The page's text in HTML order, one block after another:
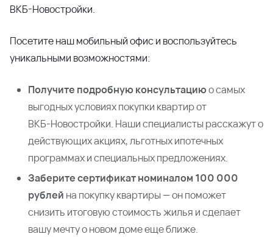
ВКБ-Новостройки.
Посетите наш мобильный офис и воспользуйтесь
уникальными возможностями:
Получите подробную консультациюо самых
выгодных условиях покупки квартир от
ВКБ‑Новостройки. Наши специалисты расскажут о
действующих акциях, льготных ипотечных
программах и специальных предложениях.
Заберите сертификат номиналом 100 000
рублей на покупку квартиры — он поможет
снизить итоговую стоимость жилья и сделает
вашу мечту о новом доме еще ближе.